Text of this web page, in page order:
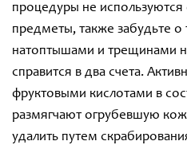
процедуры не
предметы, также забудьте о
натоптышами и трещинами
справится в два счета.
фруктовыми кислотами в
размягчают огрубевшую
удалить путем